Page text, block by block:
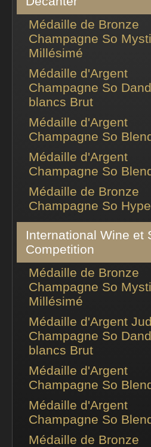
Médaille de Bronze
Champagne So
Millésimé
Médaille d'Argent
Champagne So
blancs Brut
Médaille d'Argent
Champagne So
Médaille d'Argent
Champagne So
Médaille de Bronze
Champagne So
International Wine et
Competition
Médaille de Bronze
Champagne So
Millésimé
Médaille d'Argent
Champagne So
blancs Brut
Médaille d'Argent
Champagne So
Médaille d'Argent
Champagne So
Médaille de Bronze